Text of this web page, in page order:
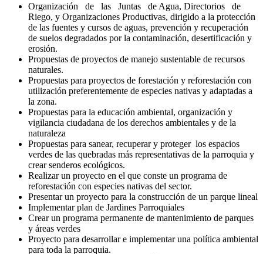
Organización de las Juntas de Agua, Directorios de
Riego, y Organizaciones Productivas, dirigido a la protección
de las fuentes y cursos de aguas, prevención y recuperación
de suelos degradados por la contaminación, desertificación y
erosión.
Propuestas de proyectos de manejo sustentable de recursos
naturales.
Propuestas para proyectos de forestación y reforestación con
utilización preferentemente de especies nativas y adaptadas a
la zona.
Propuestas para la educación ambiental, organización y
vigilancia ciudadana de los derechos ambientales y de la
naturaleza
Propuestas para sanear, recuperar y proteger los espacios
verdes de las quebradas más representativas de la parroquia y
crear senderos ecológicos.
Realizar un proyecto en el que conste un programa de
reforestación con especies nativas del sector.
Presentar un proyecto para la construcción de un parque lineal
Implementar plan de Jardines Parroquiales
Crear un programa permanente de mantenimiento de parques
y áreas verdes
Proyecto para desarrollar e implementar una política ambiental
para toda la parroquia.